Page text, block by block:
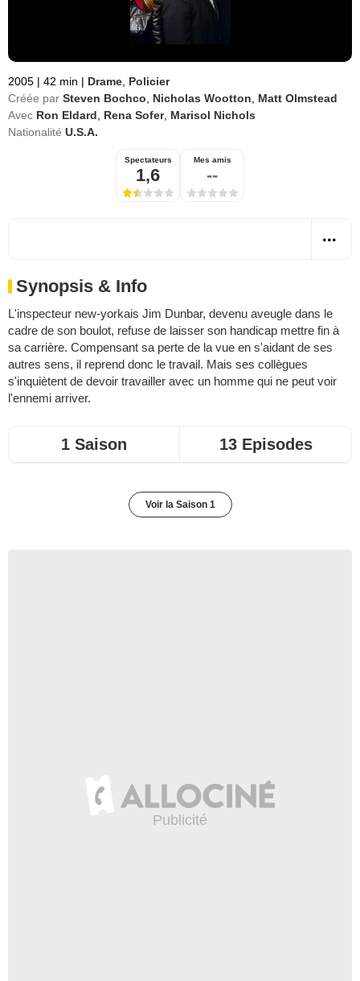
2005 | 42 min | Drame Policier
Créée par Steven Bochco Nicholas Wootton
Matt Olmstead
Avec Ron Eldard Rena Sofer, Marisol Nichols
Nationalité U.S.A.
Spectateurs
1,6
Mes amis
--
Synopsis & Info
L'inspecteur new-yorkais Jim Dunbar, devenu aveugle dans le
cadre de son boulot, refuse de laisser son handicap mettre fin à
sa carrière. Compensant sa perte de la vue en s'aidant de ses
autres sens, il reprend donc le travail. Mais ses collègues
s'inquiètent de devoir travailler avec un homme qui ne peut voir
l'ennemi arriver.
1 Saison 13 Episodes
Voir la Saison 1